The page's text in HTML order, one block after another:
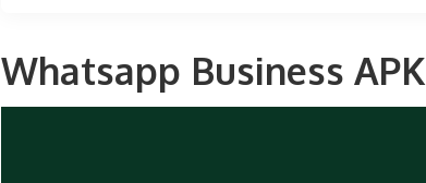
Whatsapp Business APK